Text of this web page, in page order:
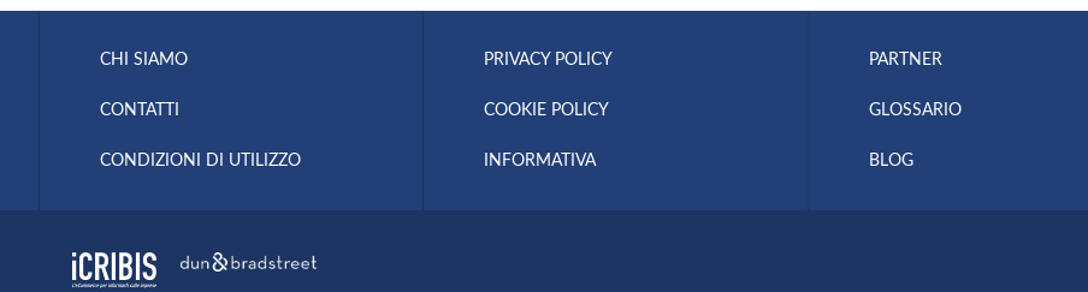
CHI SIAMO
CONTATTI
CONDIZIONI DI UTILIZZO
PRIVACY POLICY
COOKIE POLICY
INFORMATIVA
PARTNER
GLOSSARIO
BLOG